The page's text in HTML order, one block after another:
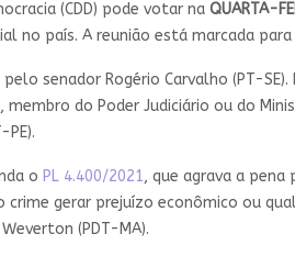
(CDD) pode votar na QUARTA-
no país. A reunião está marcada
senador Rogério Carvalho (PT-
do Poder Judiciário ou do
PE).
o PL 4.400/2021, que agrava a
gerar prejuízo econômico ou
(PDT-MA).